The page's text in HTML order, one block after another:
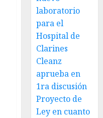
laboratorio
para el
Hospital de
Clarines
Cleanz
aprueba en
1ra discusión
Proyecto de
Ley en cuanto